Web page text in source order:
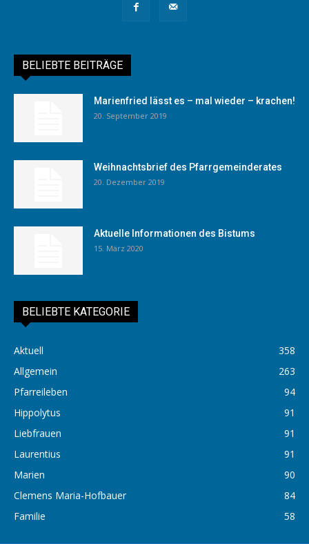
BELIEBTE BEITRÄGE
Marienfried lässt es – mal wieder – krachen!
20. September 2019
Weihnachtsbrief des Pfarrgemeinderates
20. Dezember 2019
Aktuelle Informationen des Bistums
15. März 2020
BELIEBTE KATEGORIE
Aktuell
358
Allgemein
263
Pfarreileben
94
Hippolytus
91
Liebfrauen
91
Laurentius
91
Marien
90
Clemens Maria-Hofbauer
84
Familie
58